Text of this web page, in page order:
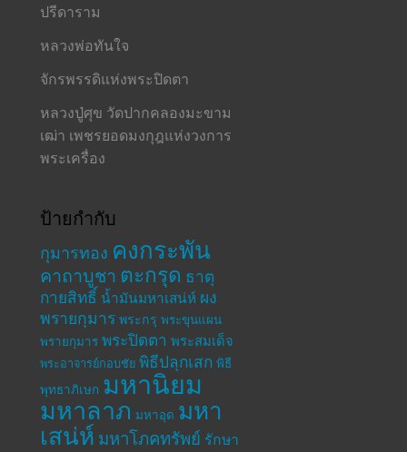
ปรีดาราม
หลวงพ่อทันใจ
จักรพรรดิแห่งพระปิดตา
หลวงปู่ศุข วัดปากคลองมะขาม
เฒ่า เพชรยอดมงกุฎแห่งวงการ
พระเครื่อง
ป้ายกำกับ
กุมารทอง คงกระพัน
คาถาบูชา ตะกรุด ธาตุ
กายสิทธิ์ น้ำมันมหาเสน่ห์ ผง
พรายกุมาร พระกรุ พระขุนแผน
พรายกุมาร พระปิดตา พระสมเด็จ
พระอาจารย์กอบชัย พิธีปลุกเสก พิธี
พุทธาภิเษก มหานิยม
มหาลาภ มหาอุด มหา
เสน่ห์ มหาโภคทรัพย์ รักษา